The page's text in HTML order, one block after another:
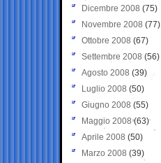
Dicembre 2008 (75)
Novembre 2008 (77)
Ottobre 2008 (67)
Settembre 2008 (56)
Agosto 2008 (39)
Luglio 2008 (50)
Giugno 2008 (55)
Maggio 2008(63)
Aprile 2008 (50)
Marzo 2008 (39)